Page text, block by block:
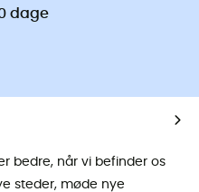
dage
bedre, når vi befinder os
steder, møde nye